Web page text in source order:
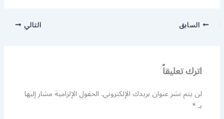
السابق التالي
اترك تعليقاً
لن يتم نشر عنوان بريدك الإلكتروني.الحقول الإلزامية مشار إليها
بـ*